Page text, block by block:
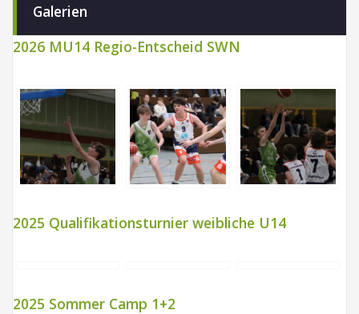
Galerien
2026 MU14 Regio-Entscheid SWN
2025 Qualifikationsturnier weibliche U14
2025 Sommer Camp 1+2